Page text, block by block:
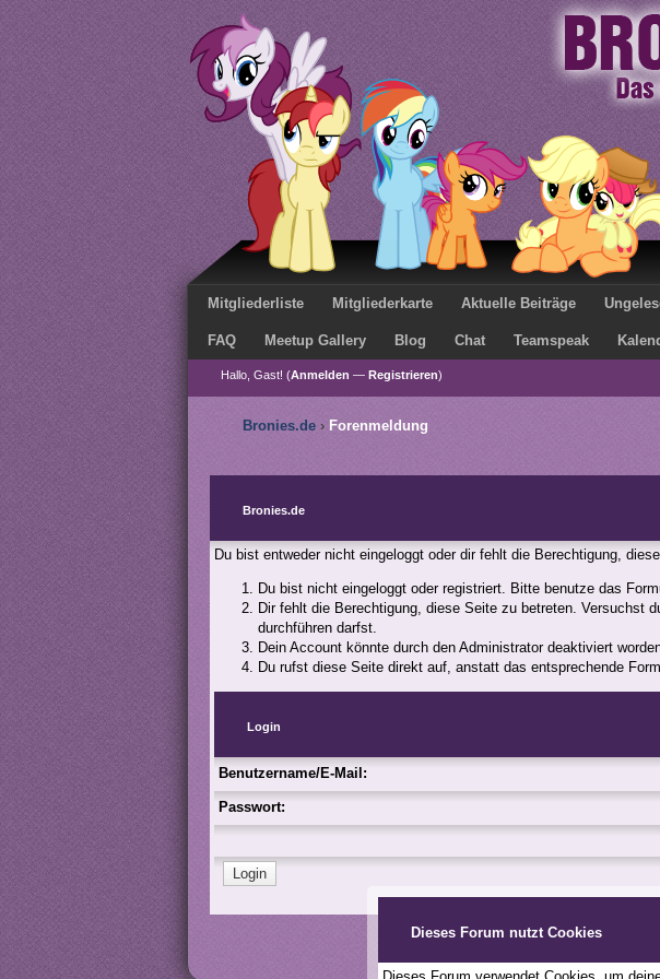
Dieses Forum nutzt Cookies
Mitgliederliste Mitgliederkarte Aktuelle Beiträge
FAQ Meetup Gallery Blog Chat Teamspeak
Hallo, Gast! (Anmelden — Registrieren)
Bronies.de › Forenmeldung
Bronies.de
Du bist entweder nicht eingeloggt oder dir fehlt die Berechtigung,
Du bist nicht eingeloggt oder registriert. Bitte benutze das
Dir fehlt die Berechtigung, diese Seite zu betreten. Versuchst
durchführen darfst.
Dein Account könnte durch den Administrator deaktiviert
Du rufst diese Seite direkt auf, anstatt das entsprechende
Login
Benutzername/E-Mail:
Passwort: